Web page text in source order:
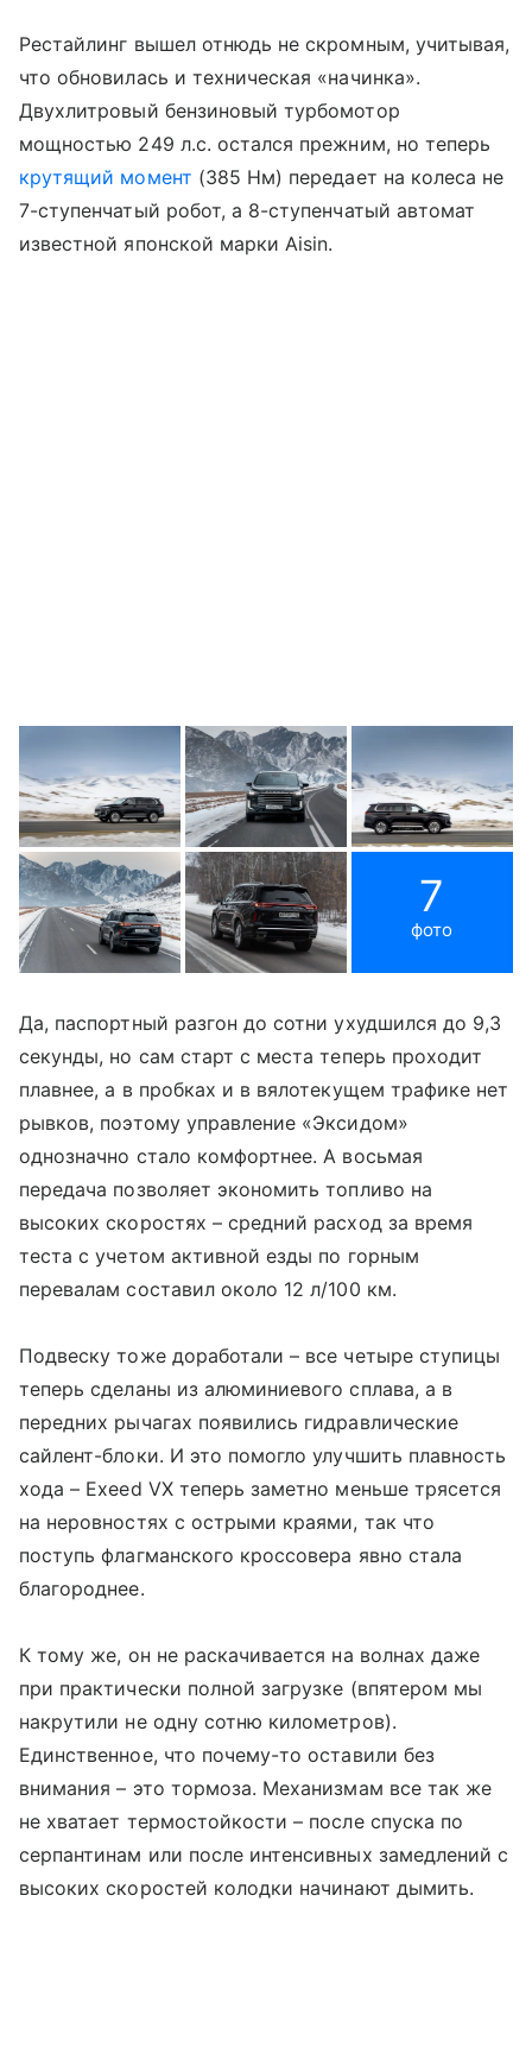
Рестайлинг вышел отнюдь не скромным, учитывая,
что обновилась и техническая «начинка».
Двухлитровый бензиновый турбомотор
мощностью 249 л.с. остался прежним, но теперь
крутящий момент (385 Нм) передает на колеса не
7-ступенчатый робот, а 8-ступенчатый автомат
известной японской марки Aisin.
7
фото
Да, паспортный разгон до сотни ухудшился до 9,3
секунды, но сам старт с места теперь проходит
плавнее, а в пробках и в вялотекущем трафике нет
рывков, поэтому управление «Эксидом»
однозначно стало комфортнее. А восьмая
передача позволяет экономить топливо на
высоких скоростях – средний расход за время
теста с учетом активной езды по горным
перевалам составил около 12 л/100 км.
Подвеску тоже доработали – все четыре ступицы
теперь сделаны из алюминиевого сплава, а в
передних рычагах появились гидравлические
сайлент-блоки. И это помогло улучшить плавность
хода – Exeed VX теперь заметно меньше трясется
на неровностях с острыми краями, так что
поступь флагманского кроссовера явно стала
благороднее.
К тому же, он не раскачивается на волнах даже
при практически полной загрузке (впятером мы
накрутили не одну сотню километров).
Единственное, что почему-то оставили без
внимания – это тормоза. Механизмам все так же
не хватает термостойкости – после спуска по
серпантинам или после интенсивных замедлений с
высоких скоростей колодки начинают дымить.